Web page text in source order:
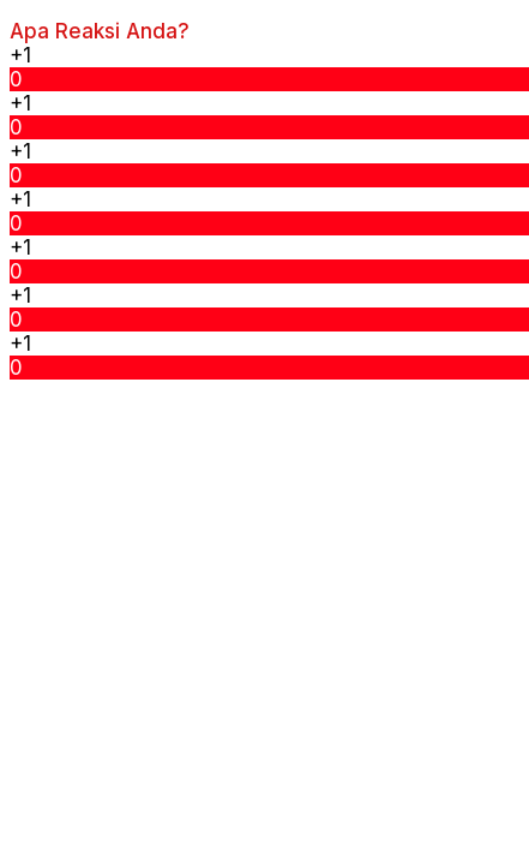
Apa Reaksi Anda?
+1
0
+1
0
+1
0
+1
0
+1
0
+1
0
+1
0